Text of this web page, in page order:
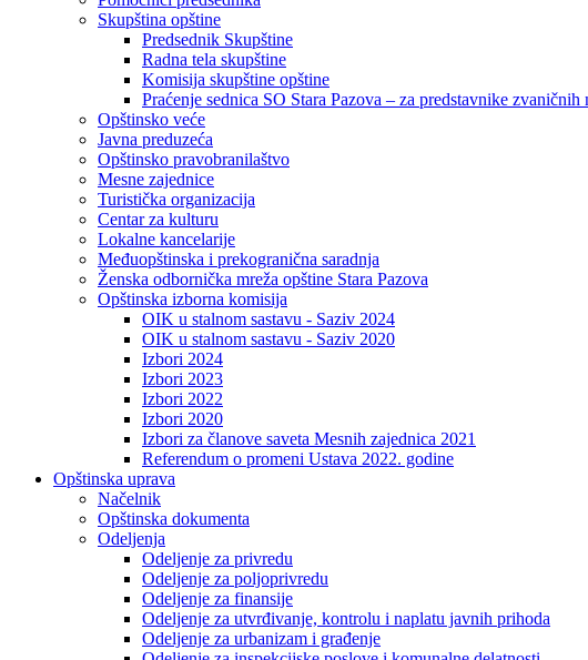
Skupština opštine
Predsednik Skupštine
Radna tela skupštine
Komisija skupštine opštine
Praćenje sednica SO Stara Pazova – za predstavnike zvaničnih
Opštinsko veće
Javna preduzeća
Opštinsko pravobranilaštvo
Mesne zajednice
Turistička organizacija
Centar za kulturu
Lokalne kancelarije
Međuopštinska i prekogranična saradnja
Ženska odbornička mreža opštine Stara Pazova
Opštinska izborna komisija
OIK u stalnom sastavu - Saziv 2024
OIK u stalnom sastavu - Saziv 2020
Izbori 2024
Izbori 2023
Izbori 2022
Izbori 2020
Izbori za članove saveta Mesnih zajednica 2021
Referendum o promeni Ustava 2022. godine
Opštinska uprava
Načelnik
Opštinska dokumenta
Odeljenja
Odeljenje za privredu
Odeljenje za poljoprivredu
Odeljenje za finansije
Odeljenje za utvrđivanje, kontrolu i naplatu javnih prihoda
Odeljenje za urbanizam i građenje